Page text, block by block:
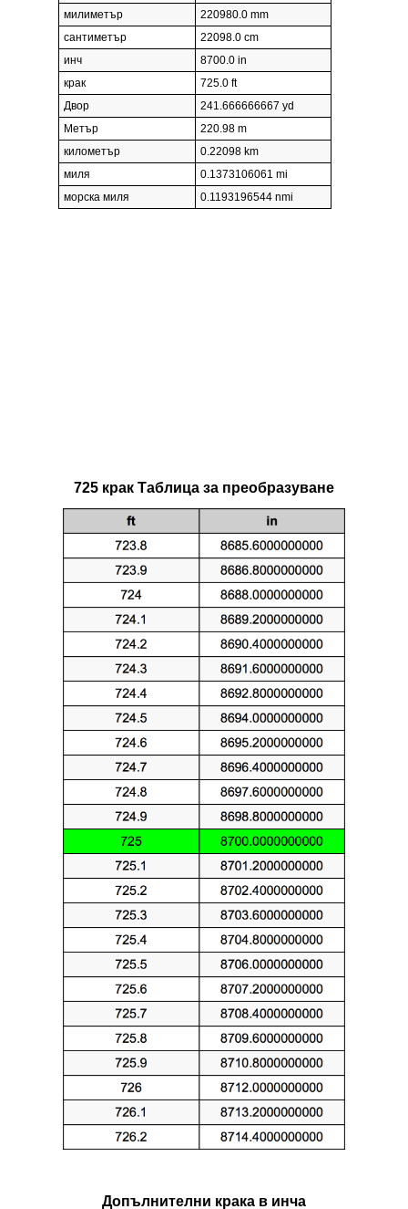
милиметър
220980.0 mm
сантиметър
22098.0 cm
инч
8700.0 in
крак
725.0 ft
Двор
241.666666667 yd
Метър
220.98 m
километър
0.22098 km
миля
0.1373106061 mi
морска миля
0.1193196544 nmi
725 крак Таблица за преобразуване
Допълнителни крака в инча